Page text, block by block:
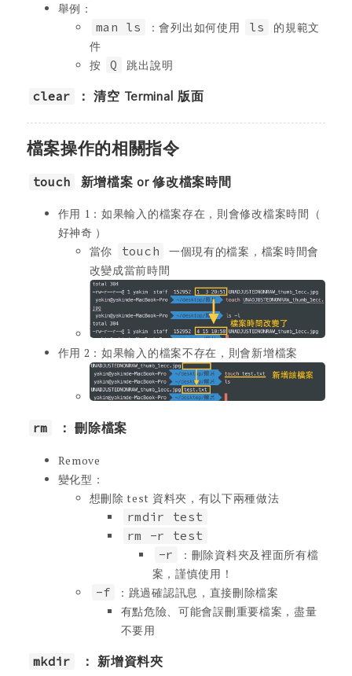
舉例：
man ls
：會列出如何使用 ls
的規範文
件
按
Q 跳出說明
clear ： 清空 Terminal 版面
檔案操作的相關指令
touch 新增檔案 or 修改檔案時間
作用 1：如果輸入的檔案存在，則會修改檔案時間（
好神奇 ）
當你
touch
一個現有的檔案，檔案時間會
改變成當前時間
作用 2：如果輸入的檔案不存在，則會新增檔案
rm ： 刪除檔案
Remove
變化型：
想刪除 test 資料夾，有以下兩種做法
rmdir test
rm -r test
-r
：刪除資料夾及裡面所有檔
案，謹慎使用！
-f
：跳過確認訊息，直接刪除檔案
有點危險、可能會誤刪重要檔案，盡量
不要用
mkdir ： 新增資料夾